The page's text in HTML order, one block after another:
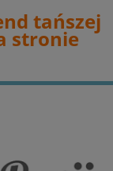
tańszej
stronie